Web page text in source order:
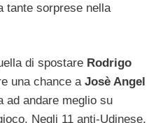
tante sorprese nella
di spostare Rodrigo
una chance a Josè Angel
ad andare meglio su
Negli 11 anti-Udinese,